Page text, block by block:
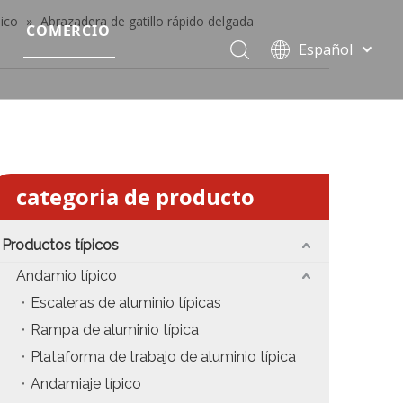
COMERCIO
Precio del armazón de iluminación estándar
Precio de productos relevantes de armadura
Precio de iluminación de escenario
Precio del sonido del escenario
Precio de necesidades de eventos
Español
Pусский
简体中文
» Abrazadera de gatillo rápido delgada
categoria de producto
Productos típicos
Andamio típico
Escaleras de aluminio típicas
Rampa de aluminio típica
Plataforma de trabajo de aluminio típica
Andamiaje típico